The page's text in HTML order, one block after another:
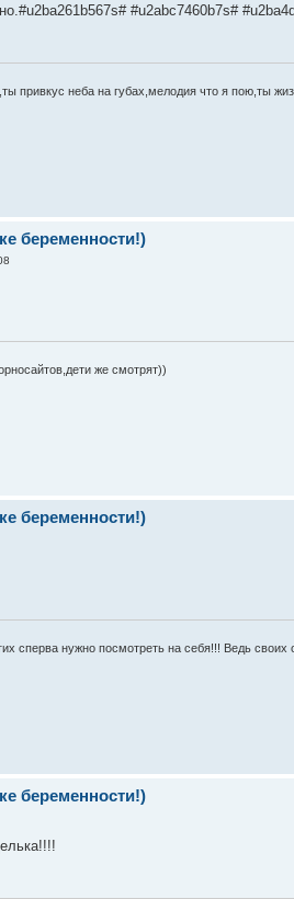
#u2abc7460b7s#
привкус неба на губах,мелодия что я пою,ты
беременности!)
же смотрят))
беременности!)
сперва нужно посмотреть на себя!!! Ведь
беременности!)